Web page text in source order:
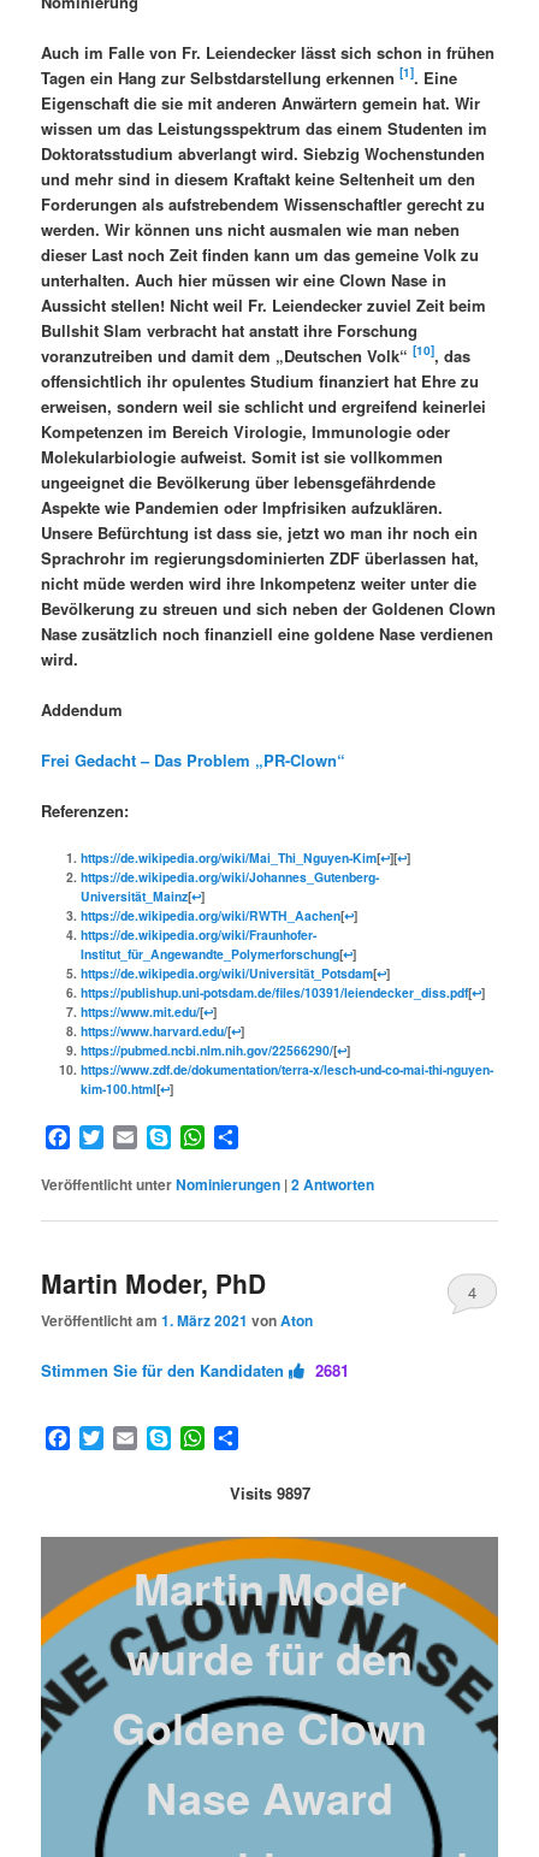
Auch im Falle von Fr. Leiendecker lässt sich schon in frühen
Tagen ein Hang zur Selbstdarstellung erkennen[1]. Eine
Eigenschaft die sie mit anderen Anwärtern gemein hat. Wir
wissen um das Leistungsspektrum das einem Studenten im
Doktoratsstudium abverlangt wird. Siebzig Wochenstunden
und mehr sind in diesem Kraftakt keine Seltenheit um den
Forderungen als aufstrebendem Wissenschaftler gerecht zu
werden. Wir können uns nicht ausmalen wie man neben
dieser Last noch Zeit finden kann um das gemeine Volk zu
unterhalten. Auch hier müssen wir eine Clown Nase in
Aussicht stellen! Nicht weil Fr. Leiendecker zuviel Zeit beim
Bullshit Slam verbracht hat anstatt ihre Forschung
voranzutreiben und damit dem „Deutschen Volk“[10], das
offensichtlich ihr opulentes Studium finanziert hat Ehre zu
erweisen, sondern weil sie schlicht und ergreifend keinerlei
Kompetenzen im Bereich Virologie, Immunologie oder
Molekularbiologie aufweist. Somit ist sie vollkommen
ungeeignet die Bevölkerung über lebensgefährdende
Aspekte wie Pandemien oder Impfrisiken aufzuklären.
Unsere Befürchtung ist dass sie, jetzt wo man ihr noch ein
Sprachrohr im regierungsdominierten ZDF überlassen hat,
nicht müde werden wird ihre Inkompetenz weiter unter die
Bevölkerung zu streuen und sich neben der Goldenen Clown
Nase zusätzlich noch finanziell eine goldene Nase verdienen
wird.
Addendum
Frei Gedacht – Das Problem „PR-Clown“
Referenzen:
https://de.wikipedia.org/wiki/Mai_Thi_Nguyen-Kim[↩][↩]
https://de.wikipedia.org/wiki/Johannes_Gutenberg-
Universität_Mainz[↩]
https://de.wikipedia.org/wiki/RWTH_Aachen[↩]
https://de.wikipedia.org/wiki/Fraunhofer-
Institut_für_Angewandte_Polymerforschung[↩]
https://de.wikipedia.org/wiki/Universität_Potsdam[↩]
https://publishup.uni-potsdam.de/files/10391/leiendecker_diss.pdf[↩]
https://www.mit.edu/[↩]
https://www.harvard.edu/[↩]
https://pubmed.ncbi.nlm.nih.gov/22566290/[↩]
https://www.zdf.de/dokumentation/terra-x/lesch-und-co-mai-thi-nguyen-
kim-100.html[↩]
Facebook
TwitterEmailSkypeWhatsApp
Veröffentlicht unterNominierungen |2Antworten
Martin Moder, PhD
Veröffentlicht am1. März 2021 vonAton
4
Stimmen Sie für den Kandidaten 2681
Facebook
TwitterEmailSkypeWhatsApp
Visits 9897
Martin Moder
wurde für den
Goldene Clown
Nase Award